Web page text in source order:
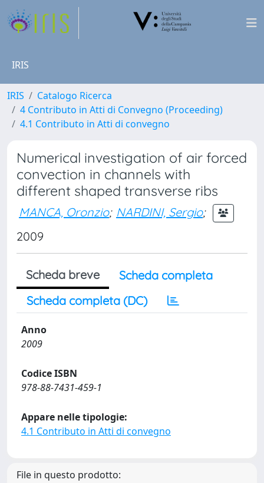
IRIS
IRIS
Catalogo Ricerca
4 Contributo in Atti di Convegno (Proceeding)
4.1 Contributo in Atti di convegno
Numerical investigation of air forced
convection in channels with
different shaped transverse ribs
MANCA, Oronzio; NARDINI, Sergio;
2009
Scheda breve
Scheda completa
Scheda completa (DC)
Anno
2009
Codice ISBN
978-88-7431-459-1
Appare nelle tipologie:
4.1 Contributo in Atti di convegno
File in questo prodotto: